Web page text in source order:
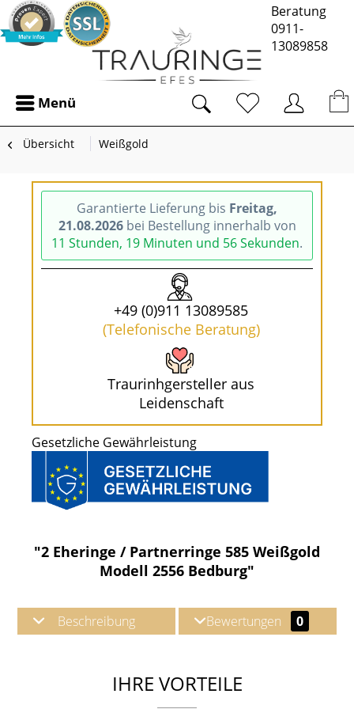
Beratung
0911-
13089858
Menü
Übersicht Weißgold
Garantierte Lieferung bis Freitag,
21.08.2026bei Bestellung innerhalb von
11 Stunden, 19 Minuten und 55 Sekunden.
+49 (0)911 13089585
(Telefonische Beratung)
Traurinhgersteller aus
Leidenschaft
Gesetzliche Gewährleistung
"2 Eheringe / Partnerringe 585 Weißgold
Modell 2556 Bedburg"
Beschreibung Bewertungen 0
IHRE VORTEILE